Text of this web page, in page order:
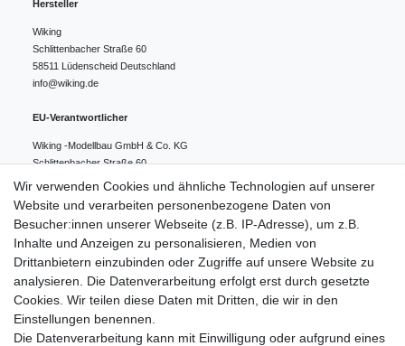
Hersteller
Wiking
Schlittenbacher Straße 60
58511
Lüdenscheid Deutschland
info@wiking.de
EU-Verantwortlicher
Wiking -Modellbau GmbH & Co. KG
Schlittenbacher Straße 60
Lüdenscheid
Deutschland
Hinweise zur Batterieentsorgung
Lieferung und Versand
Wir verwenden Cookies und ähnliche Technologien auf unserer
Website und verarbeiten personenbezogene Daten von
Besucher:innen unserer Webseite (z.B. IP-Adresse), um z.B.
Inhalte und Anzeigen zu personalisieren, Medien von
Drittanbietern einzubinden oder Zugriffe auf unsere Website zu
analysieren. Die Datenverarbeitung erfolgt erst durch gesetzte
Cookies. Wir teilen diese Daten mit Dritten, die wir in den
Einstellungen benennen.
Die Datenverarbeitung kann mit Einwilligung oder aufgrund eines